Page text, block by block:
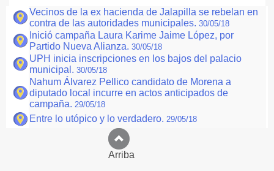
Vecinos de la ex hacienda de Jalapilla se rebelan en
contra de las autoridades municipales. 30/05/18
Inició campaña Laura Karime Jaime López, por
Partido Nueva Alianza. 30/05/18
UPH inicia inscripciones en los bajos del palacio
municipal. 30/05/18
Nahum Álvarez Pellico candidato de Morena a
diputado local incurre en actos anticipados de
campaña. 29/05/18
Entre lo utópico y lo verdadero. 29/05/18
Arriba